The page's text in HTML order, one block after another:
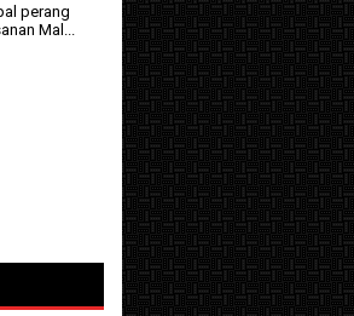
perang
Mal...